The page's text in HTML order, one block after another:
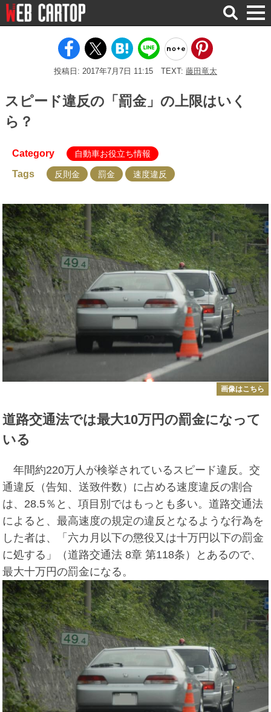
検
索
投稿日: 2017年7月7日 11:15 TEXT: 藤田竜太
スピード違反の「罰金」の上限はいく
ら？
Category 自動車お役立ち情報
Tags 反則金 罰金 速度違反
画像はこちら
道路交通法では最大10万円の罰金になって
いる
年間約220万人が検挙されているスピード違反。交
通違反（告知、送致件数）に占める速度違反の割合
は、28.5％と、項目別ではもっとも多い。道路交通法
によると、最高速度の規定の違反となるような行為を
した者は、「六カ月以下の懲役又は十万円以下の罰金
に処する」（道路交通法 8章 第118条）とあるので、
最大十万円の罰金になる。